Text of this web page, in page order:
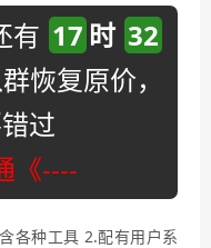
有 17 时 32
恢复原价，
过
《----
各种工具 2.配有用户系